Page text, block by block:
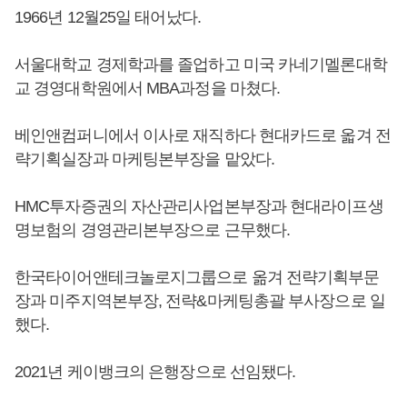
1966년 12월25일 태어났다.
서울대학교 경제학과를 졸업하고 미국 카네기멜론대학
교 경영대학원에서 MBA과정을 마쳤다.
베인앤컴퍼니에서 이사로 재직하다 현대카드로 옯겨 전
략기획실장과 마케팅본부장을 맡았다.
HMC투자증권의 자산관리사업본부장과 현대라이프생
명보험의 경영관리본부장으로 근무했다.
한국타이어앤테크놀로지그룹으로 옮겨 전략기획부문
장과 미주지역본부장, 전략&마케팅총괄 부사장으로 일
했다.
2021년 케이뱅크의 은행장으로 선임됐다.